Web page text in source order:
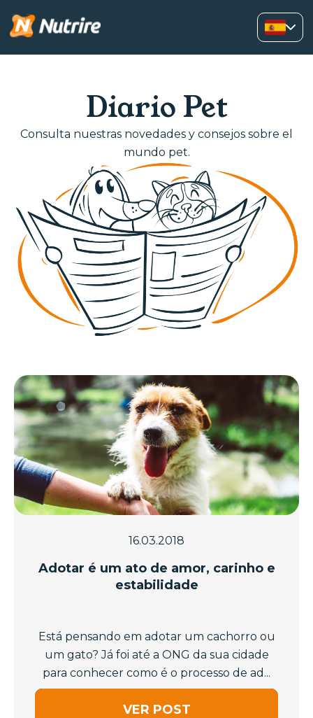
Diario Pet
Consulta nuestras novedades y consejos sobre el
mundo pet.
16.03.2018
Adotar é um ato de amor, carinho e
estabilidade
Está pensando em adotar um cachorro ou
um gato? Já foi até a ONG da sua cidade
para conhecer como é o processo de ad...
VER POST